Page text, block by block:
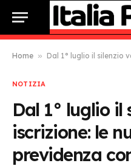
Home » Dal 1° luglio il silenzio vale
NOTIZIA
Dal 1° luglio il
iscrizione: le
previdenza